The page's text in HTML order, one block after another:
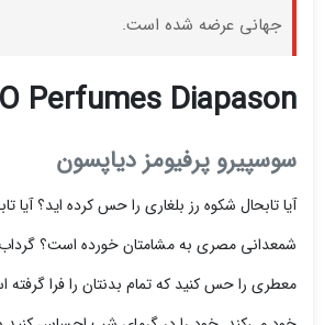
جهانی عرضه شده است.
Perfumes Diapason
سوسپیرو پرفیومز دیاپسون
آیا تابحال شکوه رز بلغاری را حس کرده اید؟ آیا
شمعدانی مصری به مشامتان خورده است؟ گرداب
معطری را حس کنید که تمام بدنتان را فرا